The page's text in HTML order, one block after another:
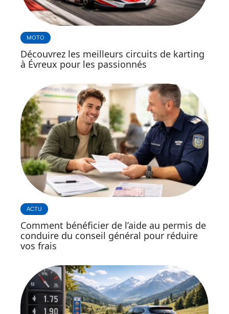
MOTO
Découvrez les meilleurs circuits de karting
à Évreux pour les passionnés
ACTU
Comment bénéficier de l’aide au permis de
conduire du conseil général pour réduire
vos frais